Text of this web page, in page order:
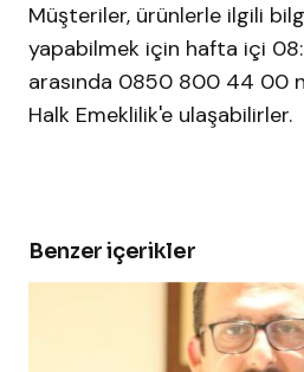
Müşteriler, ürünlerle ilgili
yapabilmek için hafta içi
arasında 0850 800 44 00
Halk Emeklilik'e ulaşabilirler.
Benzer içerikler